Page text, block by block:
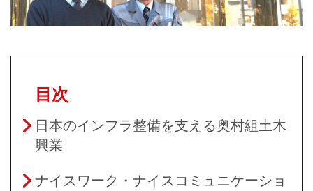
目次
日本のインフラ整備を支える奥村組土木
興業
ナイスワーク・ナイスコミュニケーショ